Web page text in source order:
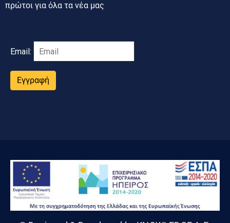
πρώτοι για όλα τα νέα μας
Email:
Εγγραφή